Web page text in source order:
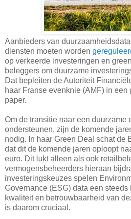
Aanbieders van
diensten moeten worden
op verkeerde investeringen en
beleggers om duurzame
Dat bepleiten de Autoriteit
haar Franse evenknie (AMF) in
paper.
Om de transitie naar een duurzame
ondersteunen, zijn de komende
nodig. In haar Green Deal schat de
dat dit de komende jaren oploopt
euro. Dit lukt alleen als ook
vermogensbeheerders hieraan
investeringskeuzes spelen
Governance (ESG) data een
kwaliteit en betrouwbaarheid van
is daarom cruciaal.